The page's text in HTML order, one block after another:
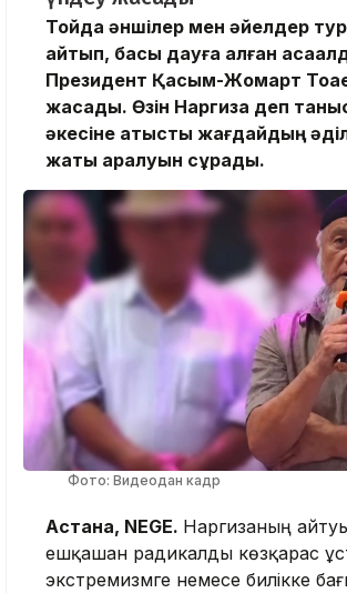
Тойда әншілер мен әйелдер
айтып, басы дауға қалған
Президент Қасым-Жомарт
жасады. Өзін Наргиза деп
әкесіне қатысты жағдайдың
жақты қаралуын сұрады.
Фото: Видеодан кадр
Астана, NEGE. Наргизаның
ешқашан радикалды көзқарас
экстремизмге немесе билікке